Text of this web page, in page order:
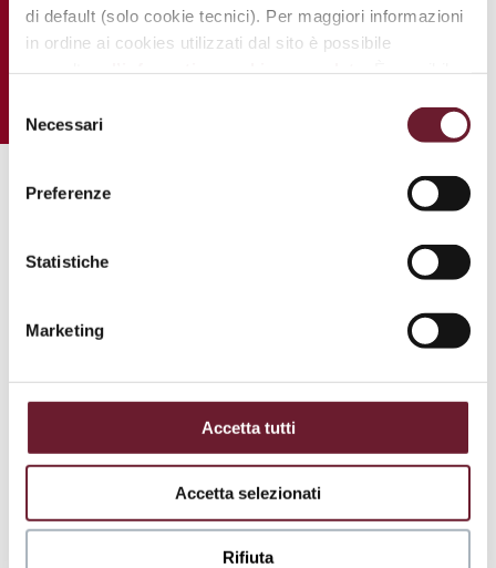
di default (solo cookie tecnici). Per maggiori informazioni
in ordine ai cookies utilizzati dal sito è possibile
mediante il link “
delNecessari
Preferenze
Statistiche
Marketing
Accetta tutti
Accetta selezionati
Rifiuta